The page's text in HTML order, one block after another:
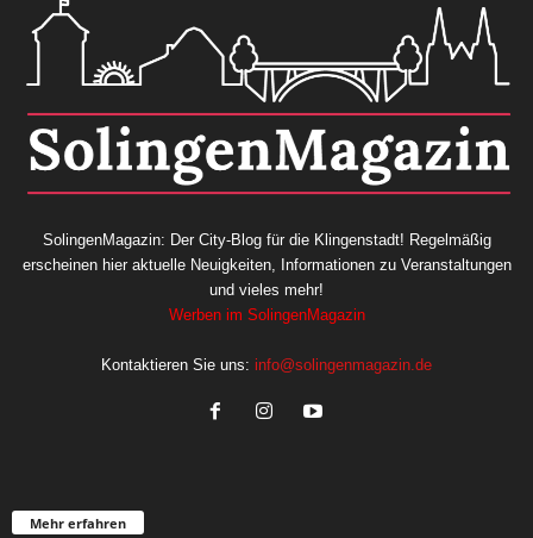
SolingenMagazin: Der City-Blog für die Klingenstadt! Regelmäßig
erscheinen hier aktuelle Neuigkeiten, Informationen zu Veranstaltungen
und vieles mehr!
Werben im SolingenMagazin
Kontaktieren Sie uns: info@solingenmagazin.de
Mehr erfahren